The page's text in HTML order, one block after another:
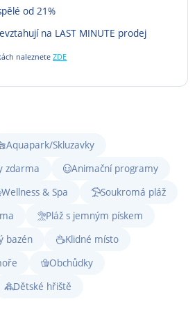
od 21%
na LAST MINUTE prodej
naleznete ZDE
Aquapark/Skluzavky
zdarma
Animační programy
Wellness & Spa
Soukromá pláž
Pláž s jemným pískem
bazén
Klidné místo
Obchůdky
Dětské hřiště